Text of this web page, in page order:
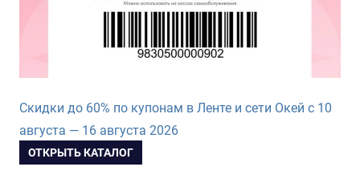
Скидки до 60% по купонам в Ленте и сети Окей с 10
августа — 16 августа 2026
ОТКРЫТЬ КАТАЛОГ